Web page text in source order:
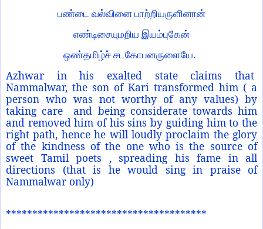
பண்டை வல்வினை பாற்றியருளினான்
எண்டிசையுமறிய இயம்புகேன்
ஒண்தமிழ்ச் சடகோபனருளையே.
Azhwar in his exalted state claims that
Nammalwar, the son of Kari transformed him ( a
person who was not worthy of any values) by
taking care and being considerate towards him
and removed him of his sins by guiding him to the
right path, hence he will loudly proclaim the glory
of the kindness of the one who is the source of
sweet Tamil poets , spreading his fame in all
directions (that is he would sing in praise of
Nammalwar only)
**************************************